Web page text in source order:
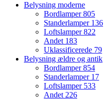
Belysning moderne
Bordlamper805
Standerlamper 136
Loftslamper822
Andet 183
Uklassificerede 79
Belysning ældre og antik
Bordlamper854
Standerlamper 17
Loftslamper 533
Andet 226